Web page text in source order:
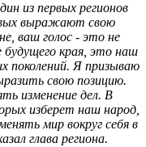
из первых регионов
выражают свою
ваш голос - это не
края, это наш
поколений. Я призываю
свою позицию.
изменение дел. В
изберет наш народ,
мир вокруг себя в
глава региона.